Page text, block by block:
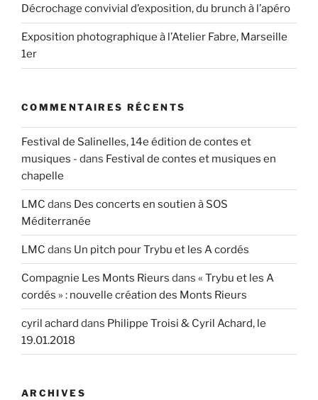
Décrochage convivial d’exposition, du brunch à l’apéro
Exposition photographique à l’Atelier Fabre, Marseille
1er
COMMENTAIRES RÉCENTS
Festival de Salinelles, 14e édition de contes et
musiques - dans Festival de contes et musiques en
chapelle
LMC dans Des concerts en soutien à SOS
Méditerranée
LMC dans Un pitch pour Trybu et les A cordés
Compagnie Les Monts Rieurs dans « Trybu et les A
cordés » : nouvelle création des Monts Rieurs
cyril achard dans Philippe Troisi & Cyril Achard, le
19.01.2018
ARCHIVES